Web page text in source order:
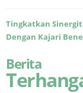
Tingkatkan
Dengan Kajari
Berita